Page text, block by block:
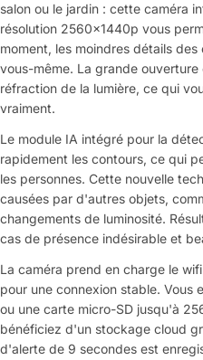
salon ou le jardin : cette caméra
résolution 2560x1440p vous
moment, les moindres détails
vous-même. La grande
réfraction de la lumière, ce qui
vraiment.
Le module IA intégré pour la
rapidement les contours, ce qui
les personnes. Cette nouvelle
causées par d'autres objets,
changements de luminosité.
cas de présence indésirable et
La caméra prend en charge le
pour une connexion stable. Vous
ou une carte micro-SD jusqu'à
bénéficiez d'un stockage cloud
d'alerte de 9 secondes est